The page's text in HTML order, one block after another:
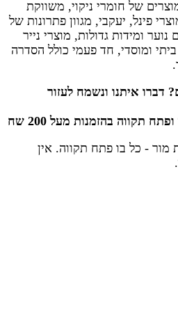
של חומרי ניקוי, משווקת
פינל, יעקבי, מגוון פתרונות של
ומידות גדולות, מוצרי נייר
ומוסדי, חד פעמי כולל הסדרה
איתנו ונשמח לעזור
תקווה בהזמנות מעל 200 שח
מור - כל בו פתח תקווה. אין